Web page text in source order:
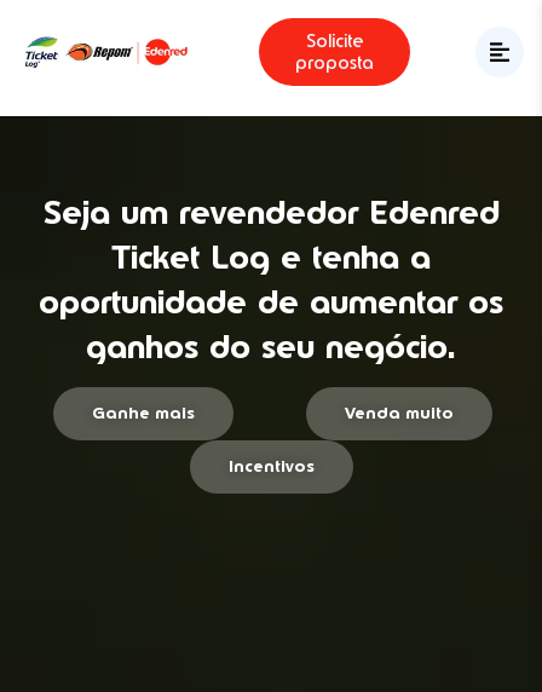
Solicite
proposta
Seja um revendedor Edenred
Ticket Log e tenha a
oportunidade de aumentar os
ganhos do seu negócio.
Ganhe mais Venda muito
Incentivos